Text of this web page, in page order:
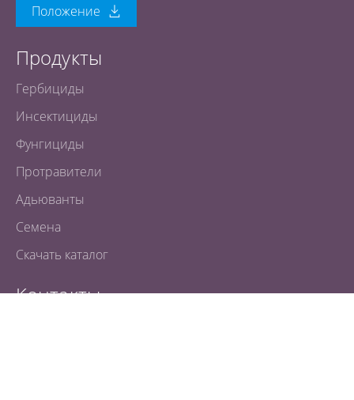
Продукты
Гербициды
Инсектициды
Фунгициды
Протравители
Адьюванты
Семена
Скачать каталог
Положение
Контакты